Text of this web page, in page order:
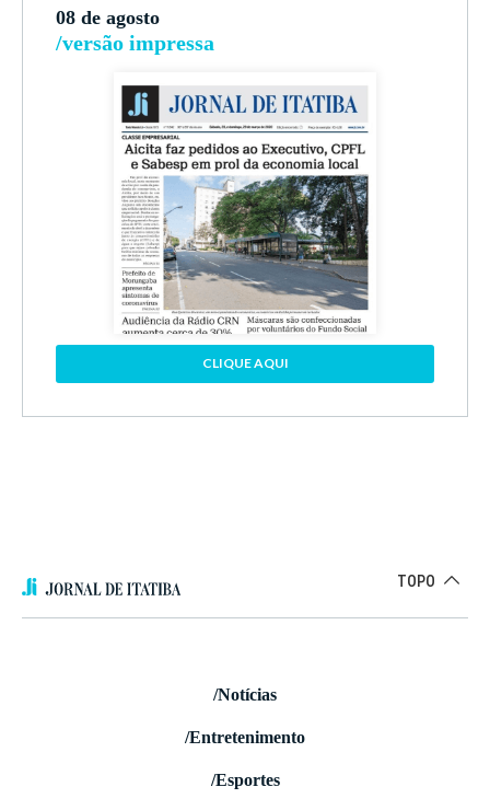
08 de agosto
/versão impressa
CLIQUE AQUI
TOPO
/Notícias
/Entretenimento
/Esportes